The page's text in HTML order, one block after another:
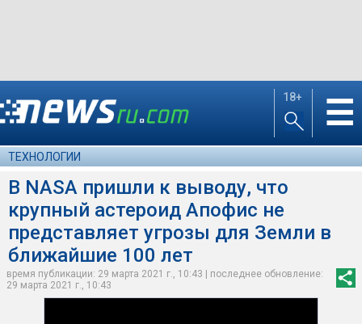
18+ ☰
ТЕХНОЛОГИИ
В NASA пришли к выводу, что
крупный астероид Апофис не
представляет угрозы для Земли в
ближайшие 100 лет
время публикации: 29 марта 2021 г., 10:43 | последнее обновление:
29 марта 2021 г., 10:43